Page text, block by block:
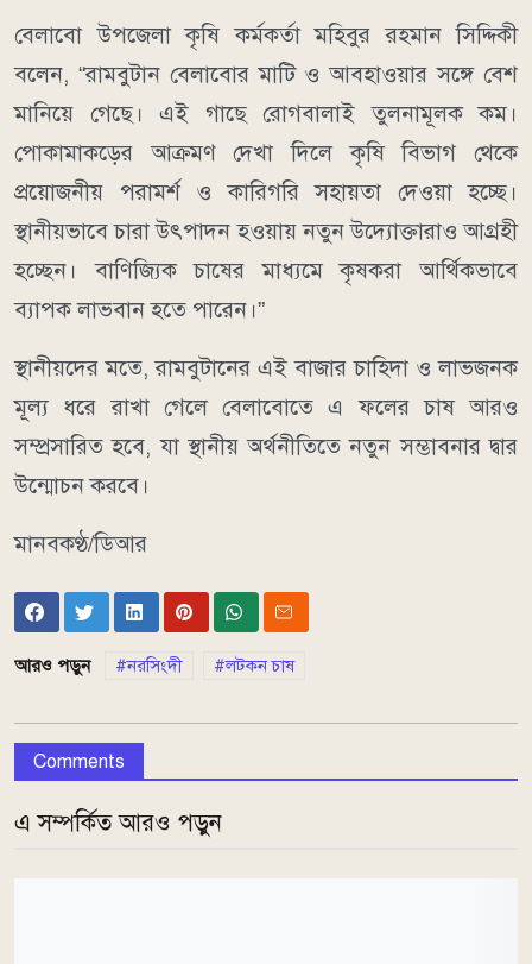
বেলাবো উপজেলা কৃষি কর্মকর্তা মহিবুর রহমান সিদ্দিকী
বলেন, “রামবুটান বেলাবোর মাটি ও আবহাওয়ার সঙ্গে বেশ
মানিয়ে গেছে। এই গাছে রোগবালাই তুলনামূলক কম।
পোকামাকড়ের আক্রমণ দেখা দিলে কৃষি বিভাগ থেকে
প্রয়োজনীয় পরামর্শ ও কারিগরি সহায়তা দেওয়া হচ্ছে।
স্থানীয়ভাবে চারা উৎপাদন হওয়ায় নতুন উদ্যোক্তারাও আগ্রহী
হচ্ছেন। বাণিজ্যিক চাষের মাধ্যমে কৃষকরা আর্থিকভাবে
ব্যাপক লাভবান হতে পারেন।”
স্থানীয়দের মতে, রামবুটানের এই বাজার চাহিদা ও লাভজনক
মূল্য ধরে রাখা গেলে বেলাবোতে এ ফলের চাষ আরও
সম্প্রসারিত হবে, যা স্থানীয় অর্থনীতিতে নতুন সম্ভাবনার দ্বার
উন্মোচন করবে।
মানবকণ্ঠ/ডিআর
আরও পড়ুন নরসিংদী লটকন চাষ
Comments
এ সম্পর্কিত আরও পড়ুন